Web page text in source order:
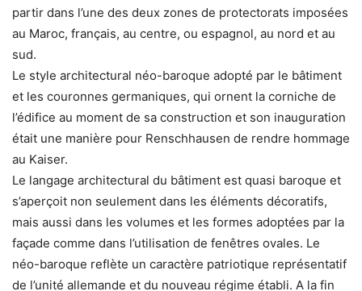
partir dans l’une des deux zones de protectorats imposées
au Maroc, français, au centre, ou espagnol, au nord et au
sud.
Le style architectural néo-baroque adopté par le bâtiment
et les couronnes germaniques, qui ornent la corniche de
l’édifice au moment de sa construction et son inauguration
était une manière pour Renschhausen de rendre hommage
au Kaiser.
Le langage architectural du bâtiment est quasi baroque et
s’aperçoit non seulement dans les éléments décoratifs,
mais aussi dans les volumes et les formes adoptées par la
façade comme dans l’utilisation de fenêtres ovales. Le
néo-baroque reflète un caractère patriotique représentatif
de l’unité allemande et du nouveau régime établi. A la fin